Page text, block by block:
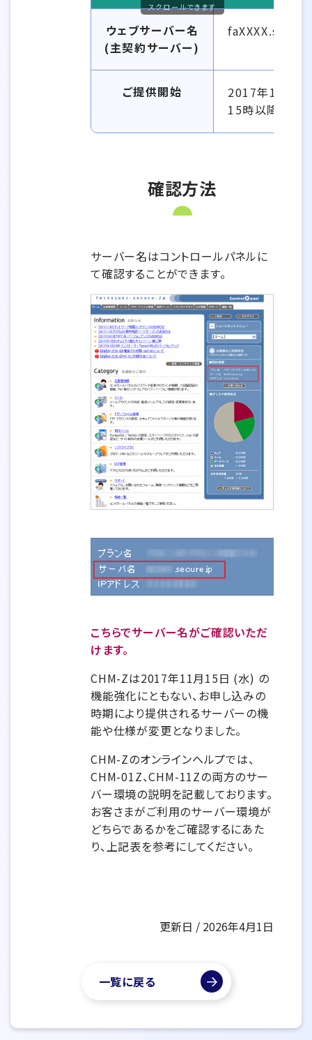
ウェブサーバー名
(主契約サーバー)
ご提供開始
2017年11月15
15時以降
スクロールできます
確認方法
サーバー名はコントロールパネルに
て確認することができます。
こちらでサーバー名がご確認いただ
けます。
CHM-Zは2017年11月15日 (水) の
機能強化にともない、お申し込みの
時期により提供されるサーバーの機
能や仕様が変更となりました。
CHM-Zのオンラインヘルプでは、
CHM-01Z、CHM-11Zの両方のサー
バー環境の説明を記載しております。
お客さまがご利用のサーバー環境が
どちらであるかをご確認するにあた
り、上記表を参考にしてください。
更新日 / 2026年4月1日
一覧に戻る